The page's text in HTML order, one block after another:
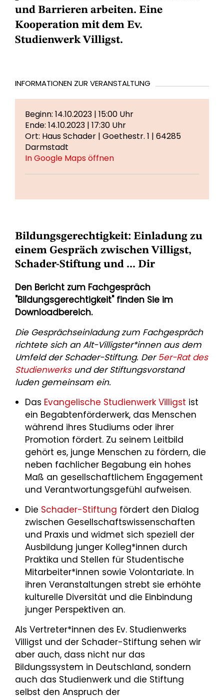
und Barrieren arbeiten. Eine
Kooperation mit dem Ev.
Studienwerk Villigst.
INFORMATIONEN ZUR VERANSTALTUNG
Beginn: 14.10.2023 | 15:00 Uhr
Ende: 14.10.2023 | 17:30 Uhr
Ort: Haus Schader | Goethestr. 1 | 64285
Darmstadt
In Google Maps öffnen
Bildungsgerechtigkeit: Einladung zu
einem Gespräch zwischen Villigst,
Schader-Stiftung und ... Dir
Den Bericht zum Fachgespräch
"Bildungsgerechtigkeit" finden Sie im
Downloadbereich.
Die Gesprächseinladung zum Fachgespräch
richtete sich an Alt-Villigster*innen aus dem
Umfeld der Schader-Stiftung. Der 5er-Rat des
Studienwerksund der Stiftungsvorstand
luden gemeinsam ein.
Das Evangelische Studienwerk Villigst ist
ein Begabtenförderwerk, das Menschen
während ihres Studiums oder ihrer
Promotion fördert. Zu seinem Leitbild
gehört es, junge Menschen zu fördern, die
neben fachlicher Begabung ein hohes
Maß an gesellschaftlichem Engagement
und Verantwortungsgefühl aufweisen.
Die Schader-Stiftung fördert den Dialog
zwischen Gesellschaftswissenschaften
und Praxis und widmet sich speziell der
Ausbildung junger Kolleg*innen durch
Praktika und Stellen für Studentische
Mitarbeiter*innen sowie Volontariate. In
ihren Veranstaltungen strebt sie erhöhte
kulturelle Diversität und die Einbindung
junger Perspektiven an.
Als Vertreter*innen des Ev. Studienwerks
Villigst und der Schader-Stiftung sehen wir
aber auch, dass nicht nur das
Bildungssystem in Deutschland, sondern
auch das Studienwerk und die Stiftung
selbst den Anspruch der